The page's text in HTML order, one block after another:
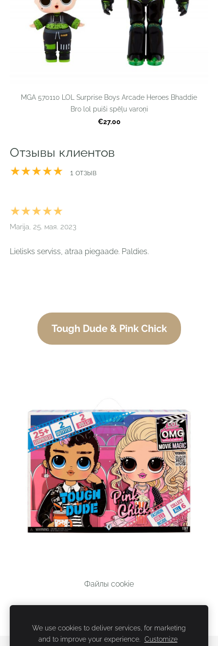
Tough Dude & Pink Chick
Файлы cookie
MGA 570110 LOL Surprise Boys Arcade Heroes Bhaddie
Bro lol puiši spēļu varoņi
€27.00
Отзывы клиентов
★★★★★
1 отзыв
★★★★★
Marija, 25. мая. 2023
Lielisks serviss, atraa piegaade. Paldies.
We use cookies to deliver services, for marketing
and to improve your experience.
Customize